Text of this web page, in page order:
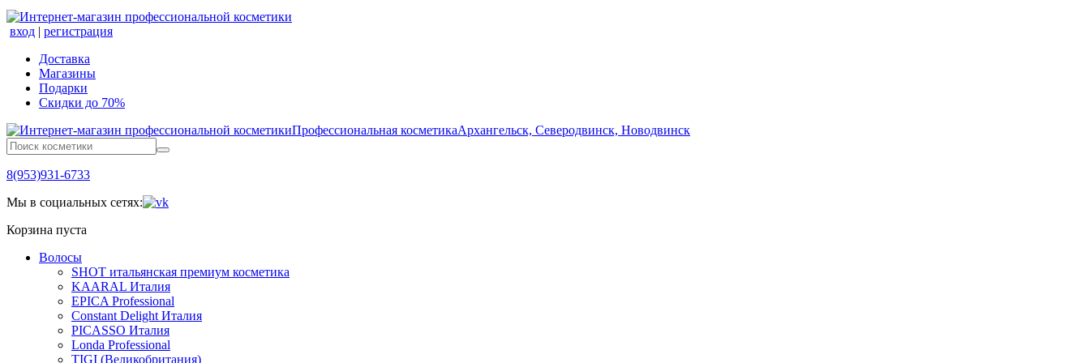
вход | регистрация
Доставка
Магазины
Подарки
Скидки до 70%
Профессиональная косметикаАрхангельск, Северодвинск, Новодвинск
8(953)931-6733
Мы в социальных сетях:
Корзина пуста
Волосы
SHOT итальянская премиум косметика
KAARAL Италия
EPICA Professional
Constant Delight Италия
PICASSO Италия
Londa Professional
TIGI (Великобритания)